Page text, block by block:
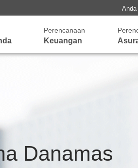
Anda
Perencanaan
Keuangan
Danamas